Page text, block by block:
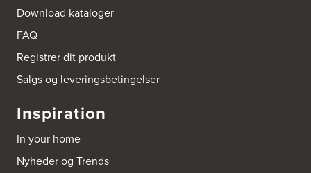
Gutenbergvej 1
9510 Arden
Tel.:
http://www.el-salg.dk
Arnum El-service ApS
Vestergade 30
6510 Gram
http://www.el-salg.dk
Download kataloger
FAQ
Registrer dit produkt
Salgs og leveringsbetingelser
Inspiration
In your home
Nyheder og Trends